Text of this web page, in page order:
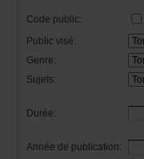
Codepublic:
Publicvisé:
Genre:
Sujets:
Durée:
Annéedepublication: